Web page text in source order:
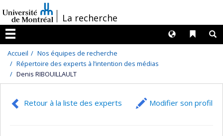
au
contenu
/La recherche
Menu
Liens
Langues
Accueil
Nos équipes de recherche
Répertoire des experts à l’intention des médias
Denis RIBOUILLAULT
Retour à la liste des experts Modifier son profil